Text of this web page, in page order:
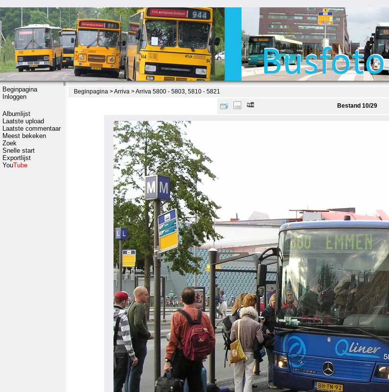
Beginpagina
Inloggen
Albumlijst
Laatste upload
Laatste commentaar
Meest bekeken
Zoek
Snelle start
Exportlijst
YouTube
Beginpagina >Arriva >Arriva 5800 - 5803, 5810 - 5821
Bestand 10/29